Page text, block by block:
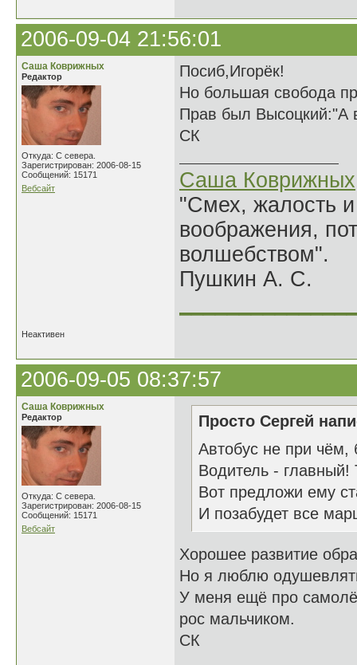
2006-09-04 21:56:01
Саша Коврижных
Редактор
Откуда: С севера.
Зарегистрирован: 2006-08-15
Сообщений: 15171
Вебсайт
Посиб,Игорёк!
Но большая свобода
Прав был Высоцкий:"А
СК
Саша Коврижных
"Смех, жалость
воображения,
волшебством".
Пушкин А. С.
Неактивен
2006-09-05 08:37:57
Саша Коврижных
Редактор
Откуда: С севера.
Зарегистрирован: 2006-08-15
Сообщений: 15171
Вебсайт
Просто Сергей
Автобус не при чём,
Водитель - главный!
Вот предложи ему
И позабудет все
Хорошее развитие
Но я люблю
У меня ещё про
рос мальчиком.
СК